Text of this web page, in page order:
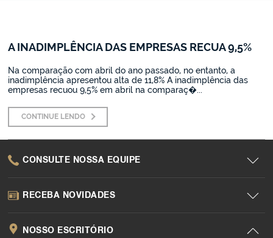
BH (31)2942-1089
PR (43) 3015-9042
A INADIMPLÊNCIA DAS EMPRESAS RECUA 9,5%
Na comparação com abril do ano passado, no entanto, a
inadimplência apresentou alta de 11,8% A inadimplência das
empresas recuou 9,5% em abril na comparaç�...
CONTINUE LENDO
CONSULTE NOSSA EQUIPE
RECEBA NOVIDADES
NOSSO ESCRITÓRIO